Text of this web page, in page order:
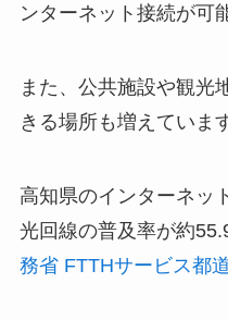
ンターネット接続が可
また、公共施設や観光
きる場所も増えていま
高知県のインターネッ
光回線の普及率が約
務省 FTTHサービス都